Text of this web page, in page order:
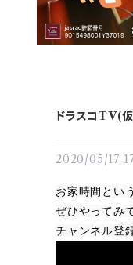
ドラスコTV(仮
2020/05/17
お家時間とい
ぜひやってみ